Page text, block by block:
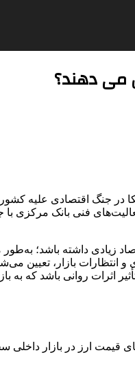
می دهند؟
در جنگ اقتصادی علیه
فنی بانک مرکزی با
زیادی داشته باشد؛
انتظارات بازار، تعیین
اثرات روانی باشد که به